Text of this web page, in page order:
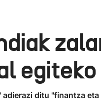
ditu "finantza